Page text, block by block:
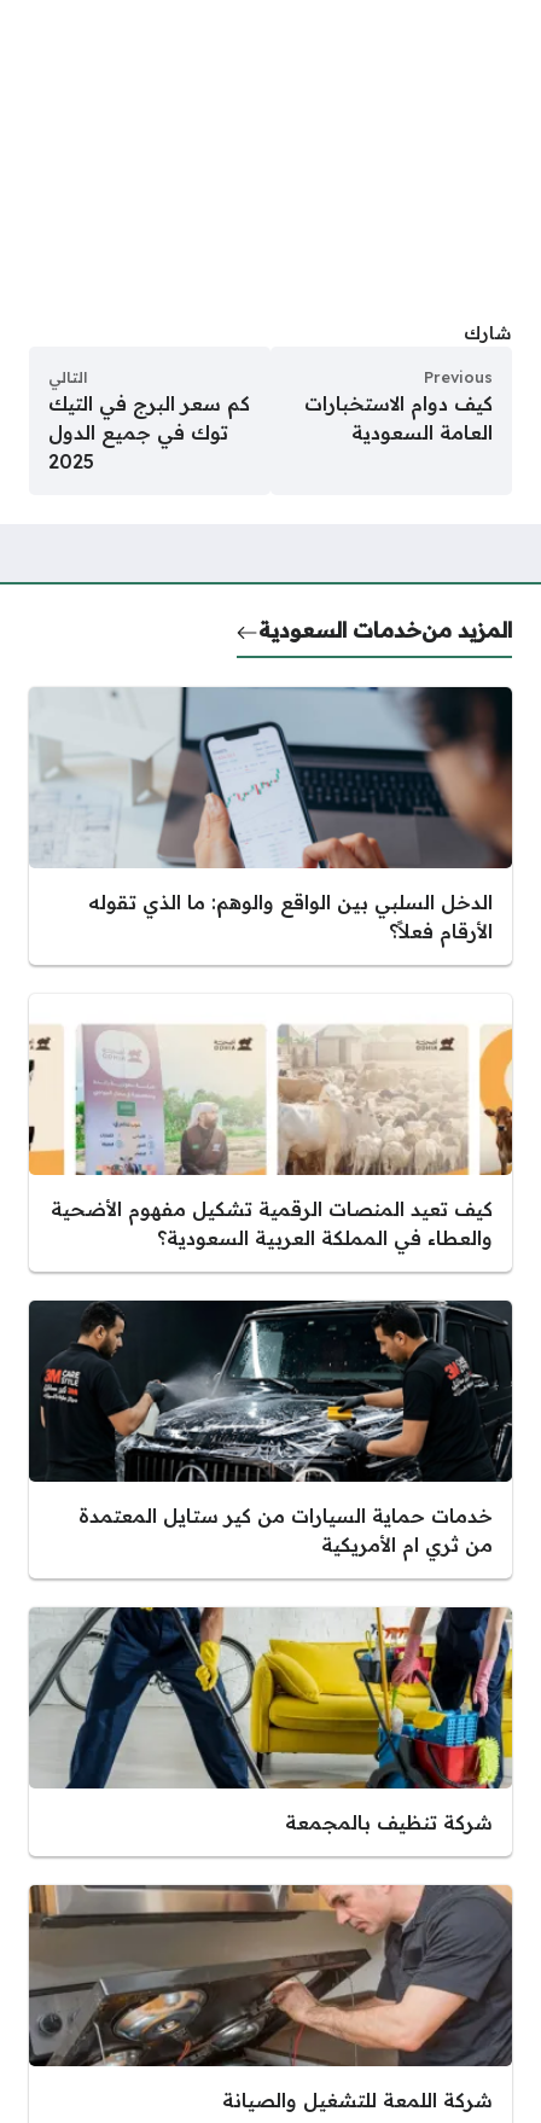
شارك
Previous
كيف دوام الاستخبارات
العامة السعودية
التالي
كم سعر البرج في التيك
توك في جميع الدول
2025
المزيد منخدمات السعودية
الدخل السلبي بين الواقع والوهم: ما الذي تقوله
الأرقام فعلاً؟
كيف تعيد المنصات الرقمية تشكيل مفهوم الأضحية
والعطاء في المملكة العربية السعودية؟
خدمات حماية السيارات من كير ستايل المعتمدة
من ثري ام الأمريكية
شركة تنظيف بالمجمعة
شركة اللمعة للتشغيل والصيانة